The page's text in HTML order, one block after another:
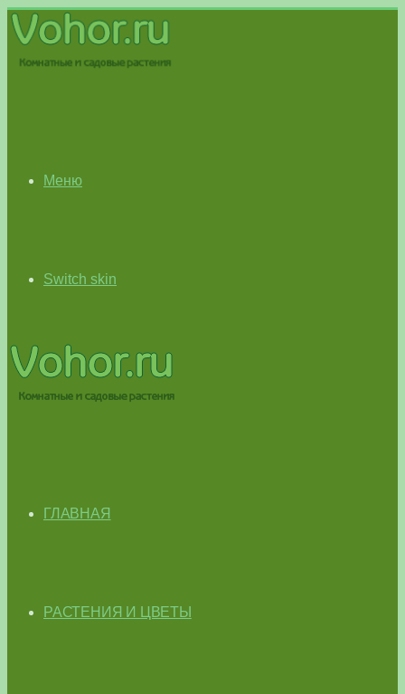
Меню
Switch skin
ГЛАВНАЯ
РАСТЕНИЯ И ЦВЕТЫ